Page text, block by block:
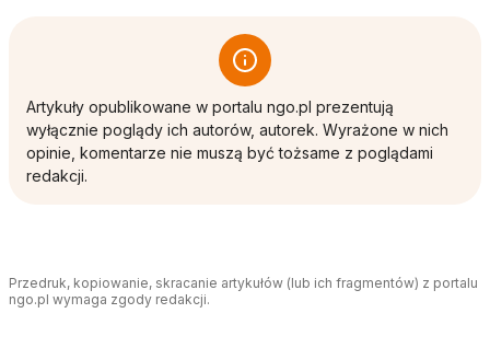
Artykuły opublikowane w portalu ngo.pl prezentują
wyłącznie poglądy ich autorów, autorek. Wyrażone w nich
opinie, komentarze nie muszą być tożsame z poglądami
redakcji.
Przedruk, kopiowanie, skracanie artykułów (lub ich fragmentów) z portalu
ngo.pl wymaga zgody redakcji.